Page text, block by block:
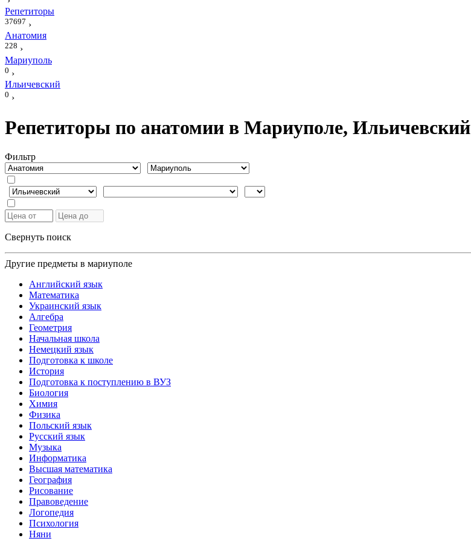
Репетиторы
37697 ›
Анатомия
228 ›
Мариуполь
0 ›
Ильичевский
0 ›
Репетиторы по анатомии в Мариуполе, Ильичевский
Фильтр
Свернуть поиск
Другие предметы в мариуполе
Английский язык
Математика
Украинский язык
Алгебра
Геометрия
Начальная школа
Немецкий язык
Подготовка к школе
История
Подготовка к поступлению в ВУЗ
Биология
Химия
Физика
Польский язык
Русский язык
Музыка
Информатика
Высшая математика
География
Рисование
Правоведение
Логопедия
Психология
Няни